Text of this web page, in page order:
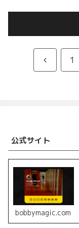
前
1
公式サイト
bobbymagic.com